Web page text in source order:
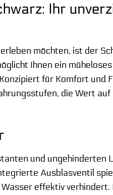
Ihr
möchten, ist der
Ihnen ein
für Komfort und
die Wert
und ungehinderten
Ausblasventil
effektiv